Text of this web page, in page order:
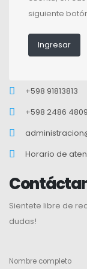
siguiente
Ingresar
+598 91813813
+598 2486 4809
Horario de
Sientete libre de
dudas!
Nombre completo